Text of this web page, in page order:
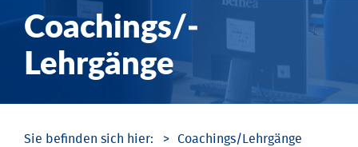
Coachings/­
Lehrgänge
Coachings/­Lehrgänge